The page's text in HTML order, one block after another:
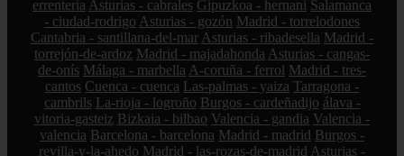
errenteria Asturias - cabrales Gipuzkoa - hernani Salamanca
- ciudad-rodrigo Asturias - gozón Madrid - torrelodones
Cantabria - santillana-del-mar Asturias - ribadesella Madrid -
torrejón-de-ardoz Madrid - majadahonda Asturias - cangas-
de-onís Málaga - marbella A-coruña - ferrol Madrid - tres-
cantos Cuenca - cuenca Las-palmas - yaiza Tarragona -
cambrils La-rioja - logroño Burgos - cardeñadijo álava -
vitoria-gasteiz Bizkaia - bilbao Valencia - gandia Valencia -
valencia Barcelona - barcelona Madrid - madrid Burgos -
revilla-y-la-ahedo Madrid - las-rozas-de-madrid Asturias -